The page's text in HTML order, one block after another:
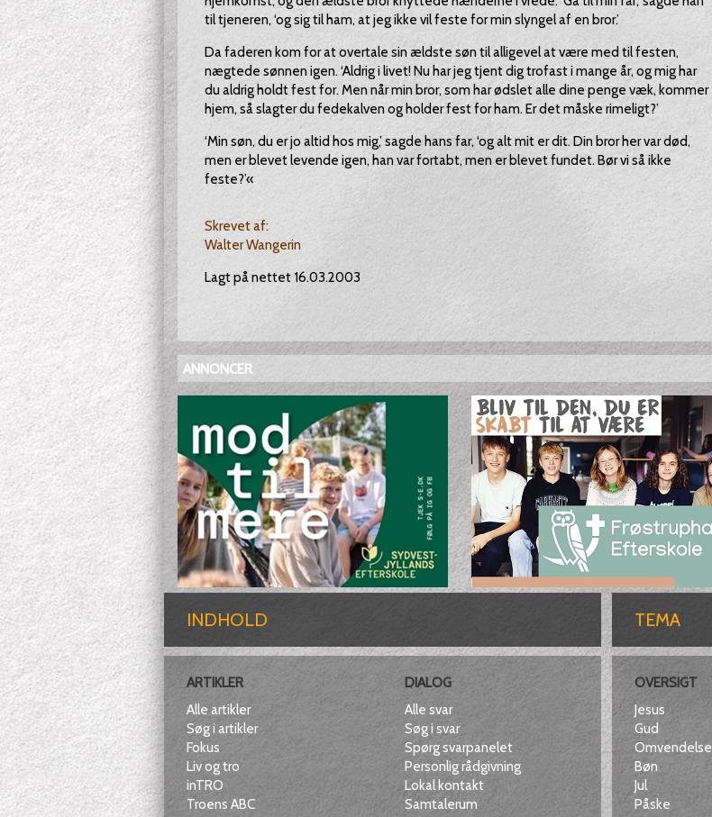
til tjeneren, ‘og sig til ham, at jeg ikke vil feste for min slyngel af en bror.’
Da faderen kom for at overtale sin ældste søn til alligevel at være med til festen,
nægtede sønnen igen. ‘Aldrig i livet! Nu har jeg tjent dig trofast i mange år, og mig har
du aldrig holdt fest for. Men når min bror, som har ødslet alle dine penge væk, kommer
hjem, så slagter du fedekalven og holder fest for ham. Er det måske rimeligt?’
‘Min søn, du er jo altid hos mig,’ sagde hans far, ‘og alt mit er dit. Din bror her var død,
men er blevet levende igen, han var fortabt, men er blevet fundet. Bør vi så ikke
feste?’«
Skrevet af:
Walter Wangerin
Lagt på nettet 16.03.2003
ANNONCER
INDHOLD
ARTIKLER
Alle artikler
Søg i artikler
Fokus
Liv og tro
inTRO
Troens ABC
DIALOG
Alle svar
Søg i svar
Spørg svarpanelet
Personlig rådgivning
Lokal kontakt
Samtalerum
TEMA
OVERSIGT
Jesus
Gud
Omvendelse
Bøn
Jul
Påske